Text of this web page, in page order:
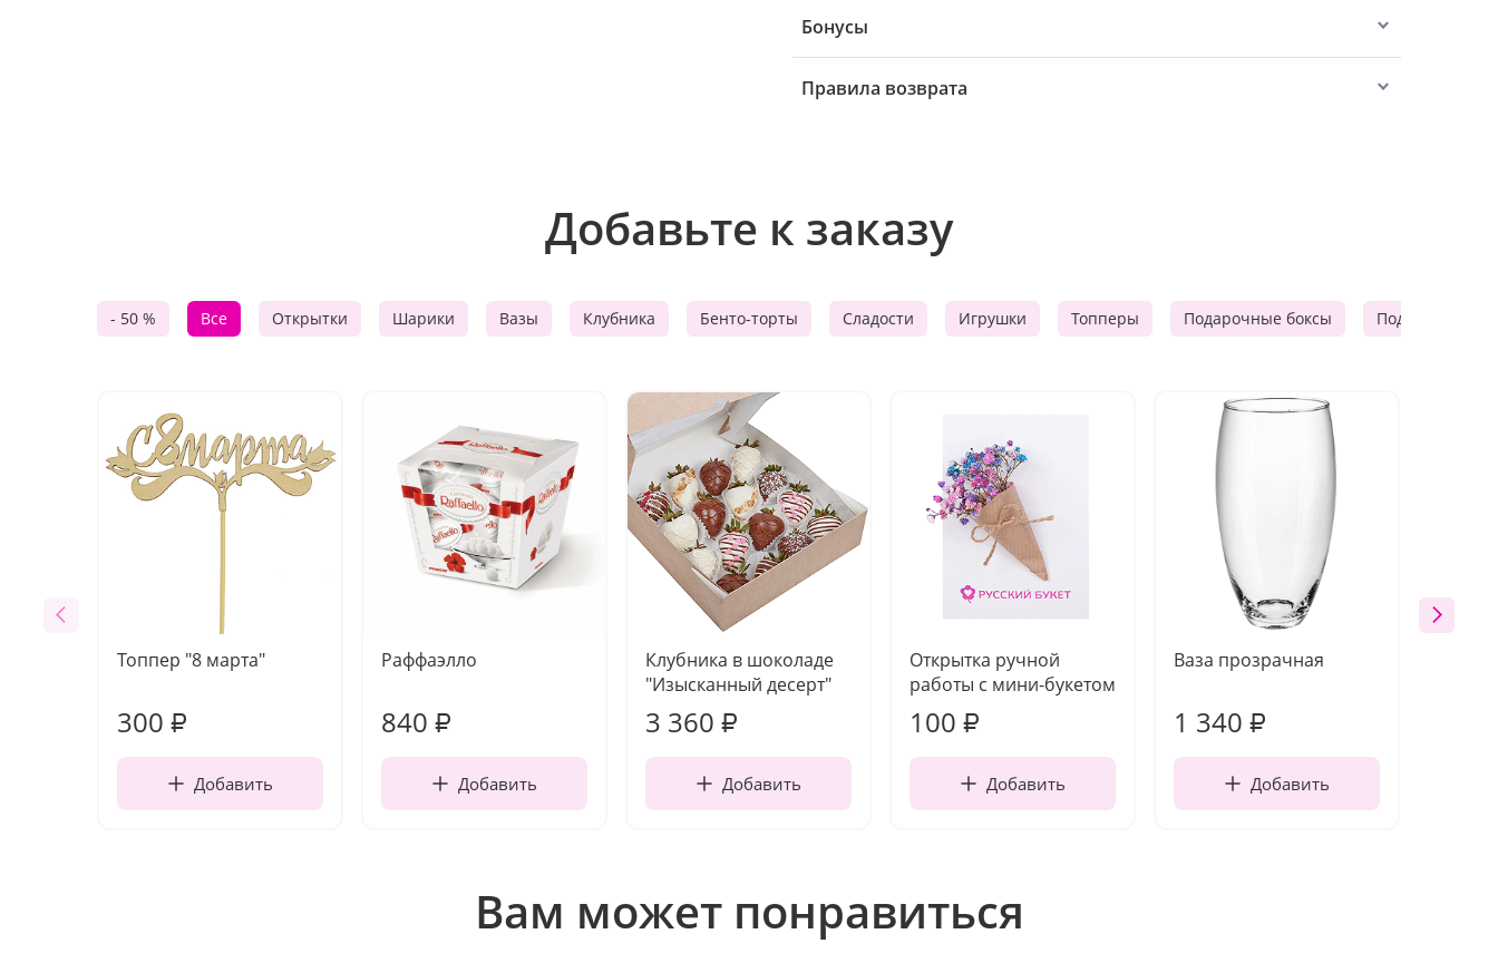
Бонусы
Правила возврата
Добавьте к заказу
- 50 % Все Открытки Шарики Вазы Клубника Бенто-торты Сладости Игрушки Топперы Подарочные боксы Подарочные
Топпер "8 марта"
300 ₽
Добавить
Раффаэлло
840 ₽
Добавить
Клубника в шоколаде
"Изысканный десерт"
3 360 ₽
Добавить
Открытка ручной
работы с мини-букетом
100 ₽
Добавить
Ваза прозрачная
1 340 ₽
Добавить
Вам может понравиться